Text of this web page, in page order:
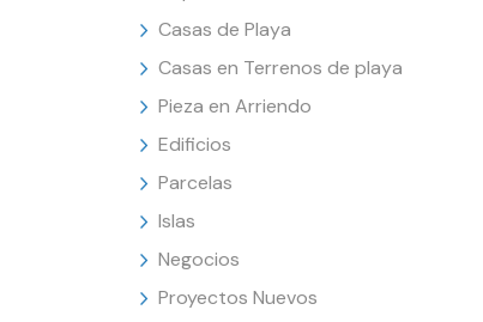
Casas de Playa
Casas en Terrenos de playa
Pieza en Arriendo
Edificios
Parcelas
Islas
Negocios
Proyectos Nuevos